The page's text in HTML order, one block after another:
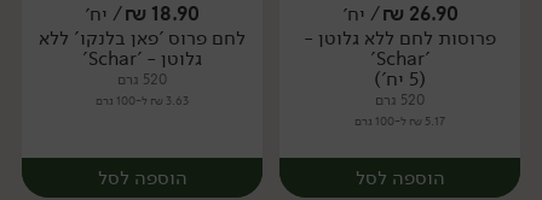
יח׳ יח׳
26.90
₪/ יח׳
פרוסות לחם ללא גלוטן -
'Schar'
(5 יח')
520 גרם
5.17 ₪ ל-100 גרם
הוספה לסל
18.90
₪/ יח׳
לחם פרוס 'פאן בלנקו' ללא
גלוטן - 'Schar'
520 גרם
3.63 ₪ ל-100 גרם
הוספה לסל